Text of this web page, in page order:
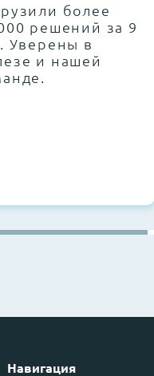
более
решений за 9
Уверены в
и нашей
Навигация